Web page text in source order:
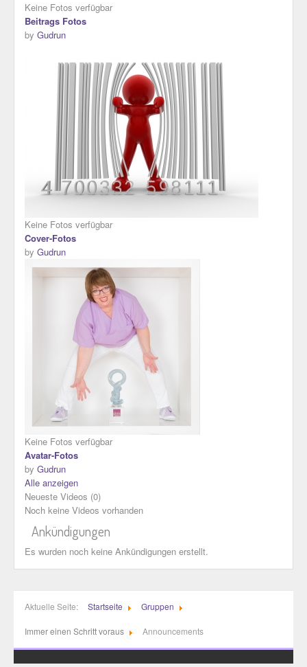
Keine Fotos verfügbar
Beitrags Fotos
by Gudrun
Keine Fotos verfügbar
Cover-Fotos
by Gudrun
Keine Fotos verfügbar
Avatar-Fotos
by Gudrun
Alle anzeigen
Neueste Videos (0)
Noch keine Videos vorhanden
Ankündigungen
Es wurden noch keine Ankündigungen erstellt.
Aktuelle Seite: Startseite Gruppen
Immer einen Schritt voraus Announcements